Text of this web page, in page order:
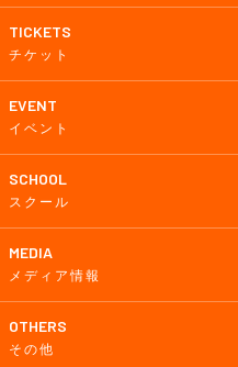
TICKETS
チケット
EVENT
イベント
SCHOOL
スクール
MEDIA
メディア情報
OTHERS
その他